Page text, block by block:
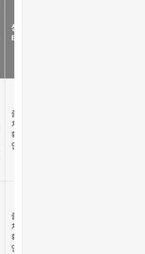
상
태
출
처
확
인
출
처
확
인